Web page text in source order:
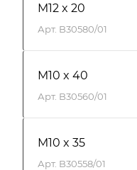
M12 x 20
Арт. B30580/01
M10 x 40
Арт. B30560/01
M10 x 35
Арт. B30558/01